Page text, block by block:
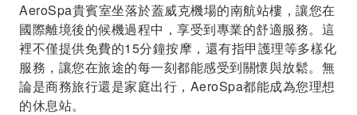
AeroSpa貴賓室坐落於蓋威克機場的南航站樓，讓您在
國際離境後的候機過程中，享受到專業的舒適服務。這
裡不僅提供免費的15分鐘按摩，還有指甲護理等多樣化
服務，讓您在旅途的每一刻都能感受到關懷與放鬆。無
論是商務旅行還是家庭出行，AeroSpa都能成為您理想
的休息站。